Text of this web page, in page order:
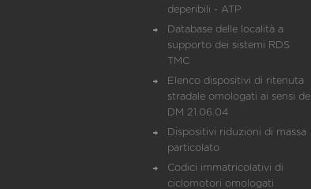
deperibili - ATP
Database delle località a
supporto dei sistemi RDS
TMC
Elenco dispositivi di ritenuta
stradale omologati ai sensi del
DM 21.06.04
Dispositivi riduzioni di massa
particolato
Codici immatricolativi di
ciclomotori omologati